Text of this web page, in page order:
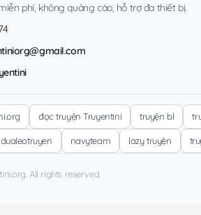
phí, không quảng cáo, hỗ trợ đa thiết bị.
đọc truyện Truyentini truyện bl
dualeotruyen navyteam lazy truyện
All rights reserved.